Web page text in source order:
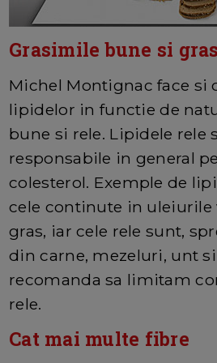
Grasimile bune si
Michel Montignac face si
lipidelor in functie de
bune si rele. Lipidele rele
responsabile in general
colesterol. Exemple de
cele continute in uleiurile
gras, iar cele rele sunt,
din carne, mezeluri, unt
recomanda sa limitam
rele.
Cat mai multe fibre